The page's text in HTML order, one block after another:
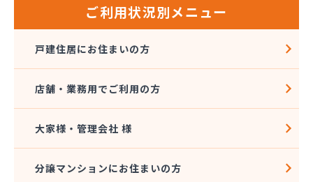
丸信ガス株式会社
菊間ガス北条ショールーム
共同ガス株式会社 松山支店
玉井産業株式会社
広島ガス伯方株式会社
今出石油
ご利用状況別メニュー
戸建住居にお住まいの方
店舗・業務用でご利用の方
大家様・管理会社 様
分譲マンションにお住まいの方